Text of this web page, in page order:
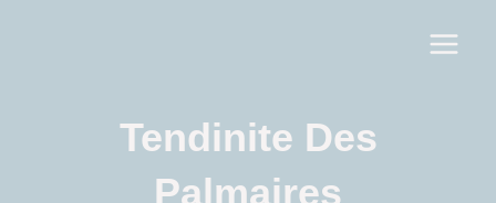
Tendinite Des
Palmaires